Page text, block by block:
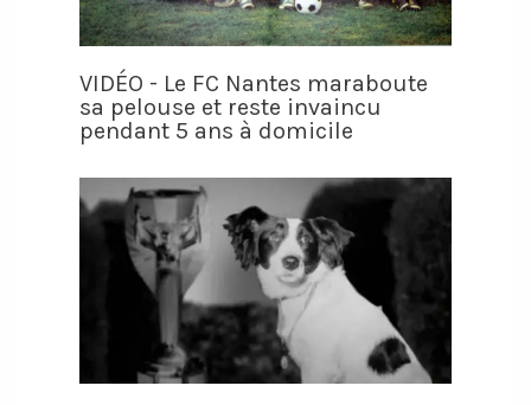
VIDÉO - Le FC Nantes maraboute
sa pelouse et reste invaincu
pendant 5 ans à domicile